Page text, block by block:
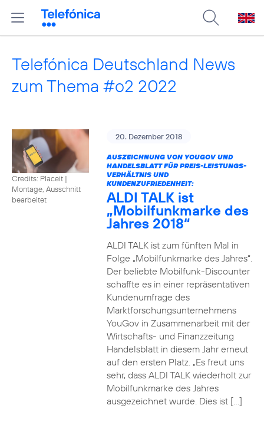
Telefónica Deutschland News
zum Thema #o2 2022
Credits: Placeit |
Montage, Ausschnitt
bearbeitet
20. Dezember 2018
AUSZEICHNUNG VON YOUGOV UND
HANDELSBLATT FÜR PREIS-LEISTUNGS-
VERHÄLTNIS UND
KUNDENZUFRIEDENHEIT:
ALDI TALK ist
„Mobilfunkmarke des
Jahres 2018“
ALDI TALK ist zum fünften Mal in
Folge „Mobilfunkmarke des Jahres“.
Der beliebte Mobilfunk-Discounter
schaffte es in einer repräsentativen
Kundenumfrage des
Marktforschungsunternehmens
YouGov in Zusammenarbeit mit der
Wirtschafts- und Finanzzeitung
Handelsblatt in diesem Jahr erneut
auf den ersten Platz. „Es freut uns
sehr, dass ALDI TALK wiederholt zur
Mobilfunkmarke des Jahres
ausgezeichnet wurde. Dies ist […]